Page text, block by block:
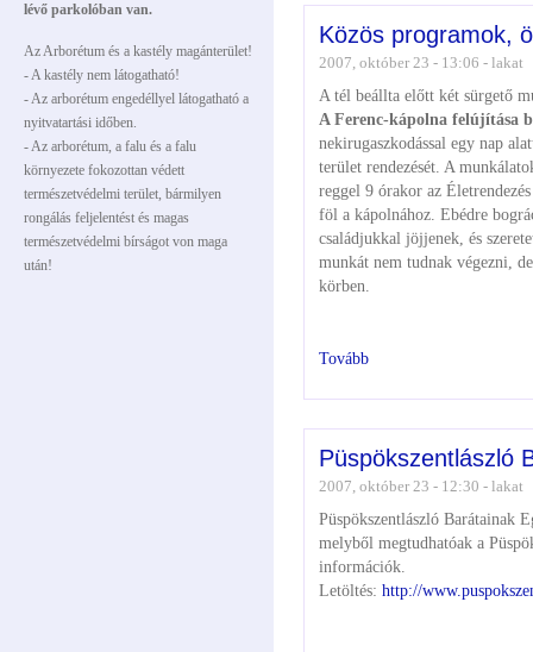
lévő parkolóban van.
Az Arborétum és a kastély magánterület!
- A kastély nem látogatható!
- Az arborétum engedéllyel látogatható a
nyitvatartási időben.
- Az arborétum, a falu és a falu
környezete fokozottan védett
természetvédelmi terület, bármilyen
rongálás feljelentést és magas
természetvédelmi bírságot von maga
után!
Közös programok,
2007, október 23 - 13:06 - lakat
A tél beállta előtt két sürgető
A Ferenc-kápolna felújítása
nekirugaszkodással egy nap
terület rendezését. A
reggel 9 órakor az
föl a kápolnához. Ebédre
családjukkal jöjjenek, és
munkát nem tudnak végezni,
körben.
Tovább
Püspökszentlászló
2007, október 23 - 12:30 - lakat
Püspökszentlászló Barátainak
melyből megtudhatóak a
információk.
Letöltés: http://